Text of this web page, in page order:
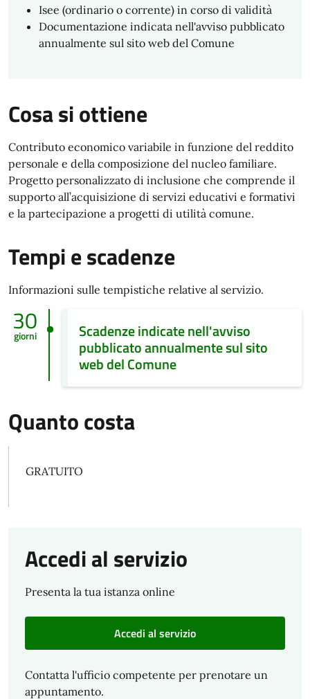
Isee (ordinario o corrente) in corso di validità
Documentazione indicata nell'avviso pubblicato
annualmente sul sito web del Comune
Cosa si ottiene
Contributo economico variabile in funzione del reddito
personale e della composizione del nucleo familiare.
Progetto personalizzato di inclusione che comprende il
supporto all’acquisizione di servizi educativi e formativi
e la partecipazione a progetti di utilità comune.
Tempi e scadenze
Informazioni sulle tempistiche relative al servizio.
30
giorni Scadenze indicate nell'avviso
pubblicato annualmente sul sito
web del Comune
Quanto costa
GRATUITO
Accedi al servizio
Presenta la tua istanza online
Accedi al servizio
Contatta l'ufficio competente per prenotare un
appuntamento.